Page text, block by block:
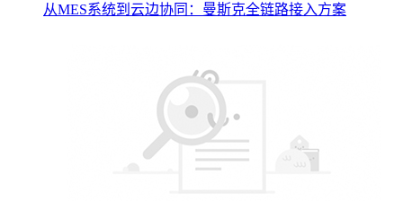
从MES系统到云边协同：曼斯克全链路接入方案